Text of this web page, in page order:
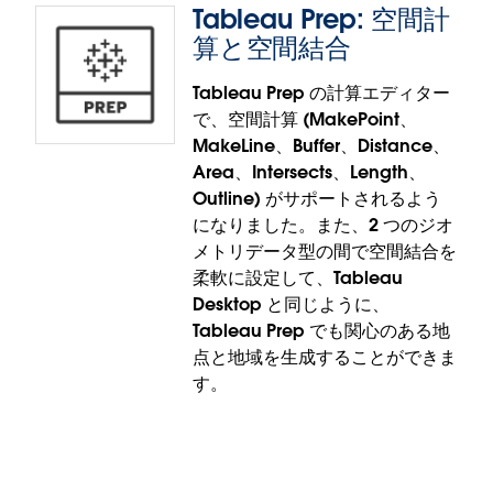
の Web サイトから RHEL 10 版インストーラーをイン
ストールできます。
Tableau Server の RHEL 10 サポートは、Tableau
Cloud で一般提供されます。
カスタムビュー名の重複防止
重複した名前のカスタムビューの作成が禁止され、
保存すると既存のビューが上書きされるというアラ
ートがダイアログボックスにはっきり表示されるよ
うになりました。プロダクトの信頼性が強化される
とともに、これまでより直感的にカスタムビューを
使えるようにすることが可能です。そのため、大規
模なエンタープライズ環境では特に、気づかないエ
ラーを防ぎ混乱を避けることができます。
Tableau Prep: 空間計
算と空間結合
Tableau Prep の計算エディター
で、空間計算 (MakePoint、
MakeLine、Buffer、Distance、
Area、Intersects、Length、
Outline) がサポートされるよう
になりました。また、2 つのジオ
メトリデータ型の間で空間結合を
柔軟に設定して、Tableau
Desktop と同じように、
Tableau Prep でも関心のある地
点と地域を生成することができま
す。